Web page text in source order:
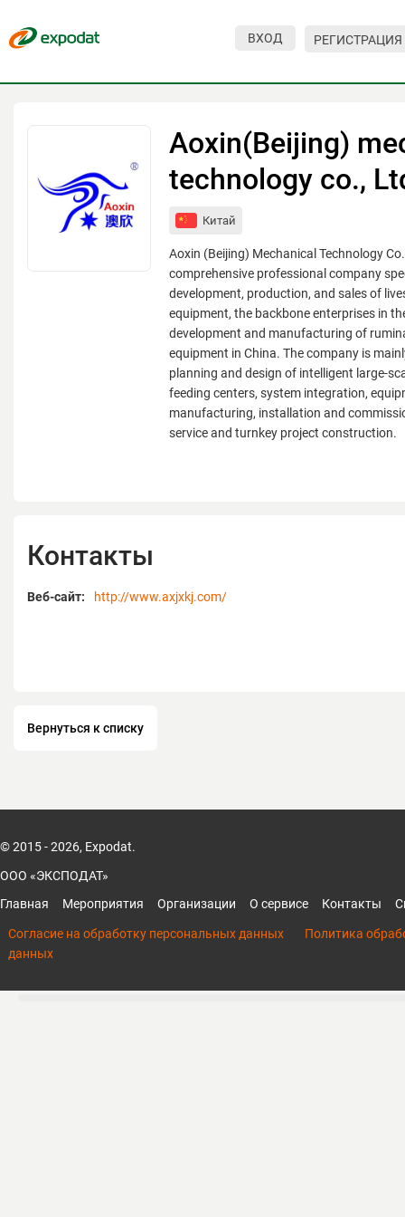
ВХОД РЕГИСТРАЦИЯ
Aoxin(Beijing)
technology co.,
Китай
Aoxin (Beijing) Mechanical Technology
comprehensive professional company
development, production, and sales of
equipment, the backbone enterprises in
development and manufacturing of
equipment in China. The company is
planning and design of intelligent large-
feeding centers, system integration,
manufacturing, installation and
service and turnkey project construction.
Контакты
Веб-сайт: http://www.axjxkj.com/
Вернуться к списку
© 2015 - 2026, Expodat.
ООО «ЭКСПОДАТ»
Главная
Мероприятия Организации О сервисе Контакты
Согласие на обработку персональных данных
Политика
данных
Мероприятия
Организациям
Контакты